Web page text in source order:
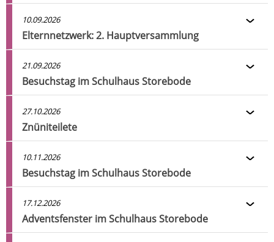
10.09.2026
Elternnetzwerk: 2. Hauptversammlung
21.09.2026
Besuchstag im Schulhaus Storebode
27.10.2026
Znüniteilete
10.11.2026
Besuchstag im Schulhaus Storebode
17.12.2026
Adventsfenster im Schulhaus Storebode